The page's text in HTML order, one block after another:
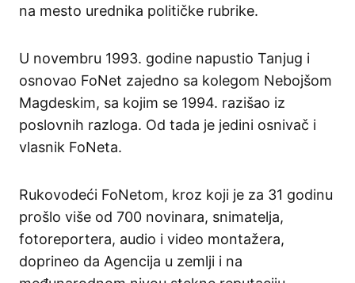
na mesto urednika političke rubrike.
U novembru 1993. godine napustio Tanjug i
osnovao FoNet zajedno sa kolegom Nebojšom
Magdeskim, sa kojim se 1994. razišao iz
poslovnih razloga. Od tada je jedini osnivač i
vlasnik FoNeta.
Rukovodeći FoNetom, kroz koji je za 31 godinu
prošlo više od 700 novinara, snimatelja,
fotoreportera, audio i video montažera,
doprineo da Agencija u zemlji i na